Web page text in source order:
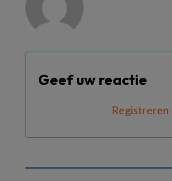
Geef uw reactie
Registreren